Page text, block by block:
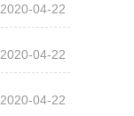
2020-04-22
2020-04-22
2020-04-22